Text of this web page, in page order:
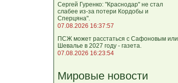
Сергей Гуренко: "Краснодар" не стал
слабее из-за потери Кордобы и
Сперцяна".
07.08.2026 16:37:57
ПСЖ может расстаться с Сафоновым или
Шевалье в 2027 году - газета.
07.08.2026 16:23:54
Мировые новости